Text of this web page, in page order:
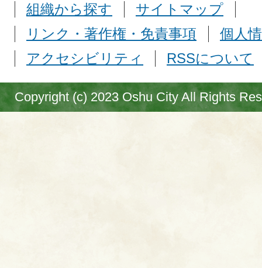
組織から探す
サイトマップ
リンク・著作権・免責事項
個人
アクセシビリティ
RSSについて
Copyright (c) 2023 Oshu City All Rights